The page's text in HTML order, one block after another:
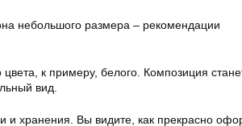
к примеру, белого. Композиция
вид.
и хранения. Вы видите, как прекрасно